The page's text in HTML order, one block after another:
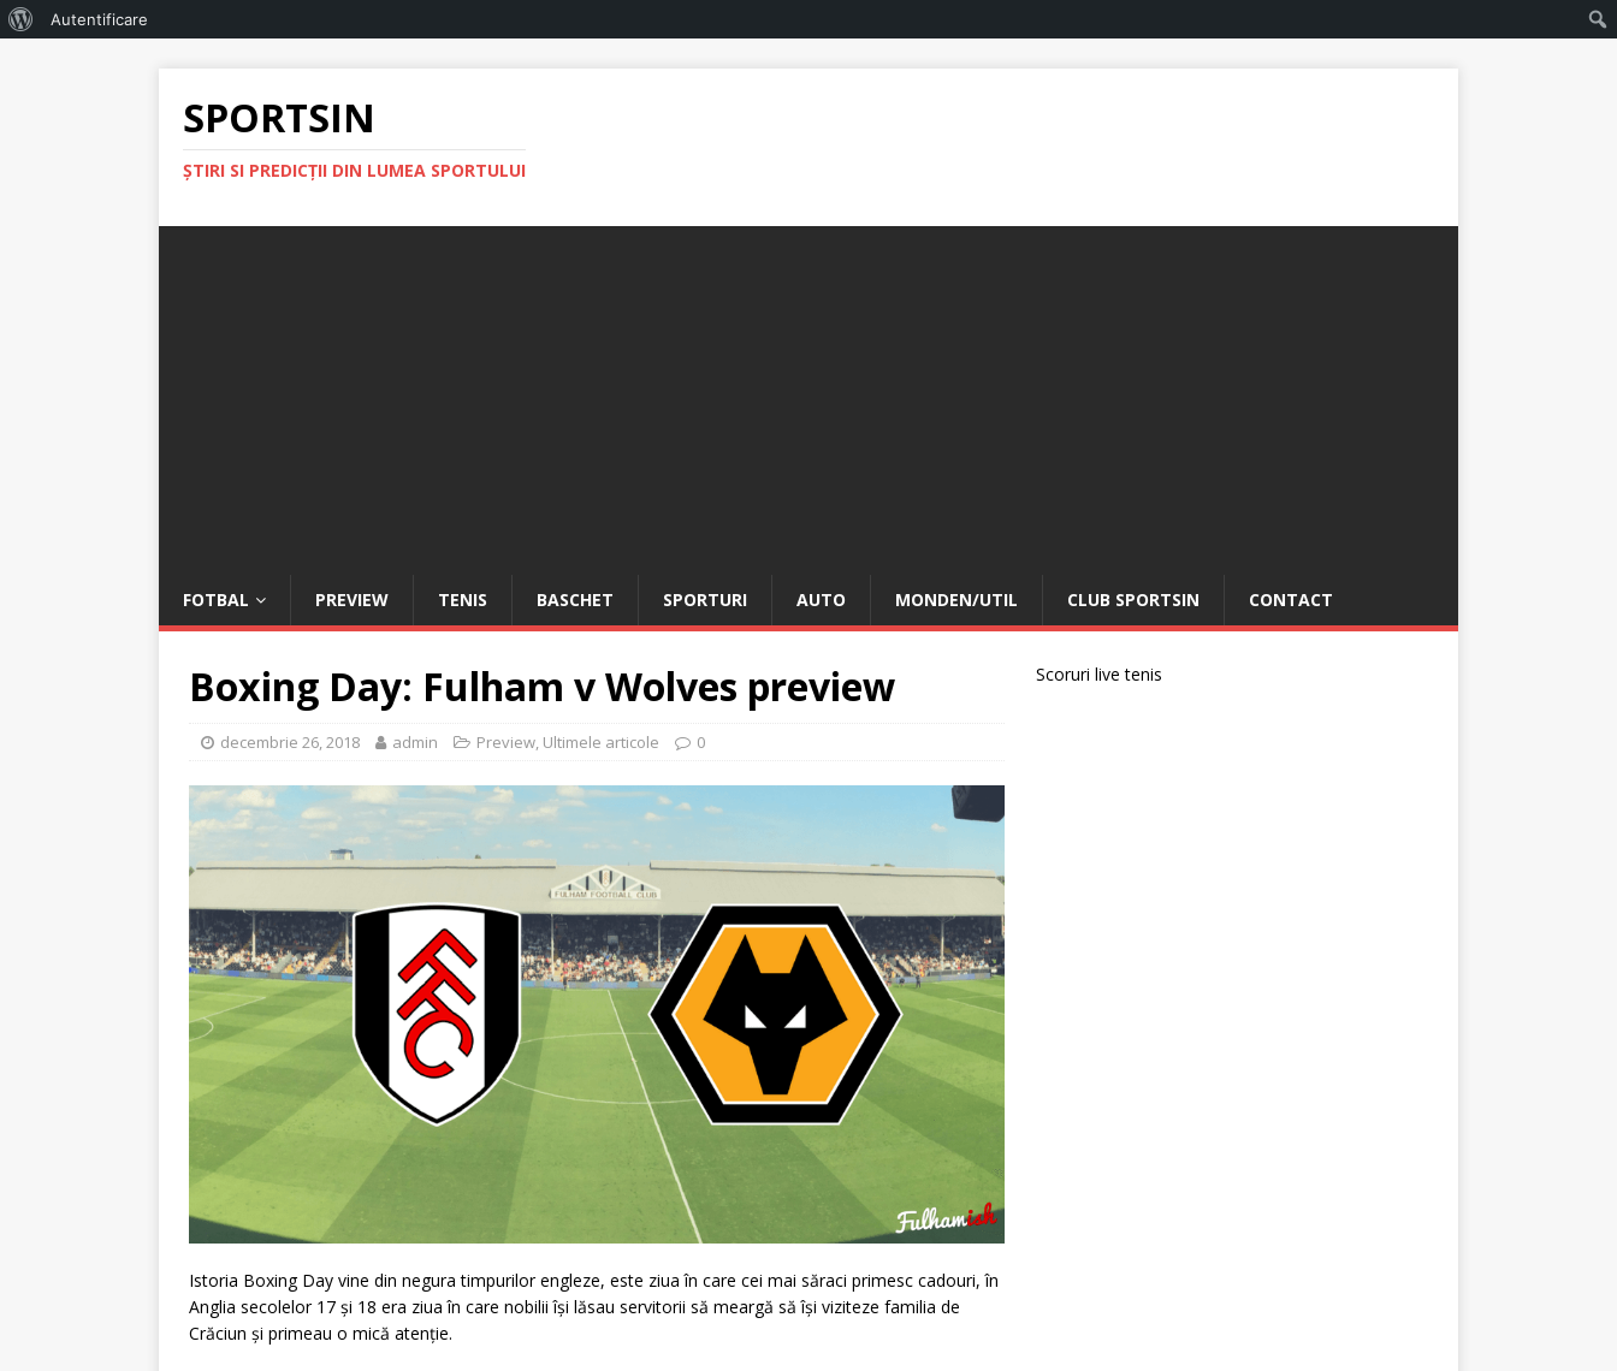
Autentificare
SPORTSIN
ŞTIRI SI PREDICŢII DIN LUMEA SPORTULUI
FOTBAL PREVIEW TENIS BASCHET SPORTURI AUTO MONDEN/UTIL CLUB SPORTSIN CONTACT
Boxing Day: Fulham v Wolves preview
decembrie 26, 2018 admin Preview, Ultimele articole 0
Istoria Boxing Day vine din negura timpurilor engleze, este ziua în care cei mai săraci primesc cadouri, în
Anglia secolelor 17 și 18 era ziua în care nobilii își lăsau servitorii să meargă să își viziteze familia de
Crăciun și primeau o mică atenție.
Scoruri live tenis